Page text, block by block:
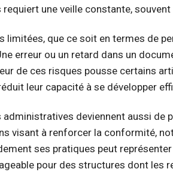
une veille constante,
limitées, que ce soit en termes de
erreur ou un retard dans un
de ces risques pousse certains
leur capacité à se développer
deviennent aussi de
visant à renforcer la conformité,
ses pratiques peut
pour des structures dont les